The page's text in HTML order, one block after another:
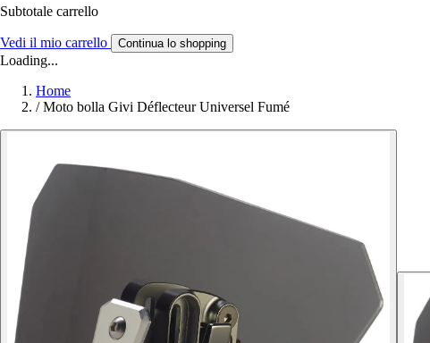
Subtotale carrello
Vedi il mio carrello Continua lo shopping
Loading...
Home
/ Moto bolla Givi Déflecteur Universel Fumé